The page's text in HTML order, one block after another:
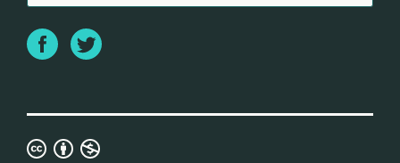
FacebookTwitter
क्रिएटिव